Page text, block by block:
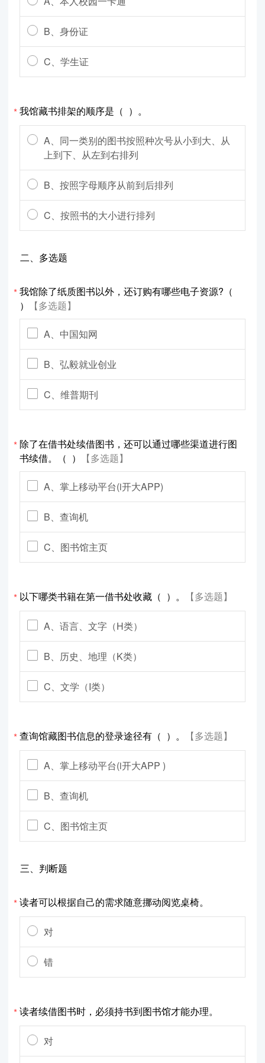
B、身份证
C、学生证
*我馆藏书排架的顺序是（ ）。
A、同一类别的图书按照种次号从小到大、从
上到下、从左到右排列
B、按照字母顺序从前到后排列
C、按照书的大小进行排列
二、多选题
*我馆除了纸质图书以外，还订购有哪些电子资源?（
）
【多选题】
A、中国知网
B、弘毅就业创业
C、维普期刊
*除了在借书处续借图书，还可以通过哪些渠道进行图
书续借。（ ）
【多选题】
A、掌上移动平台(i开大APP)
B、查询机
C、图书馆主页
* 以下哪类书籍在第一借书处收藏（ ）。 【多选题】
A、语言、文字（H类）
B、历史、地理（K类）
C、文学（I类）
*查询馆藏图书信息的登录途径有（ ）。 【多选题】
A、掌上移动平台(i开大APP )
B、查询机
C、图书馆主页
三、判断题
*读者可以根据自己的需求随意挪动阅览桌椅。
对
错
*读者续借图书时，必须持书到图书馆才能办理。
对